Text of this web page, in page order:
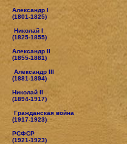
Александр I
(1801-1825)
Николай I
(1825-1855)
Александр II
(1855-1881)
Александр III
(1881-1894)
Николай II
(1894-1917)
Гражданская война
(1917-1923)
РСФСР
(1921-1923)